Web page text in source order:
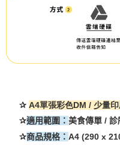
✰ A4單張彩色DM / 少量
✰適用範圍： 美食傳單 / 診
✰商品規格： A4 (290 x